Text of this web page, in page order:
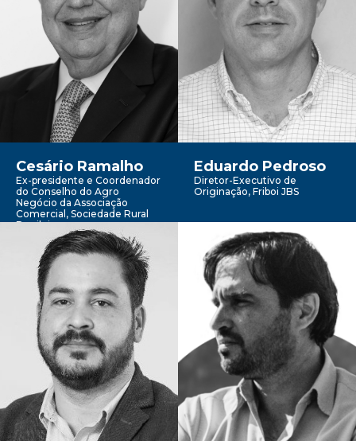
Cesário Ramalho
Ex-presidente e Coordenador
do Conselho do Agro
Negócio da Associação
Comercial, Sociedade Rural
Brasileira
Eduardo Pedroso
Diretor-Executivo de
Originação, Friboi JBS